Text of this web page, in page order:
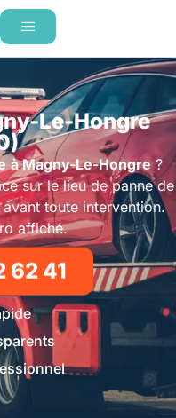
Le-Hongre
à Magny-Le-Hongre ?
sur le lieu de panne de
toute intervention.
affiché.
62 41